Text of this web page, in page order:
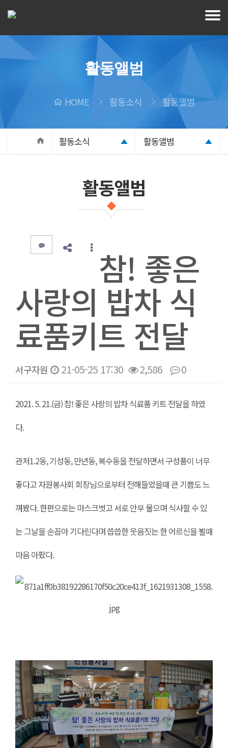
활동앨범
HOME 활동소식 활동앨범
활동소식 활동앨범
활동앨범
참! 좋은
사랑의 밥차 식
료품키트 전달
서구자원 21-05-25 17:30 2,586 0
본문
2021. 5. 21.(금) 참! 좋은 사랑의 밥차 식료품 키트 전달을 하였
다.
관저1.2동, 기성동, 만년동, 복수동을 전달하면서 구성품이 너무
좋다고 자원봉사회 회장님으로부터 전해들었을때 큰 기쁨도 느
껴봤다. 한편으로는 마스크벗고 서로 안부 물으며 식사할 수 있
는 그날을 손꼽아 기다린다며 씁씁한 웃음짓는 한 어르신을 뵐때
마음 아팠다.